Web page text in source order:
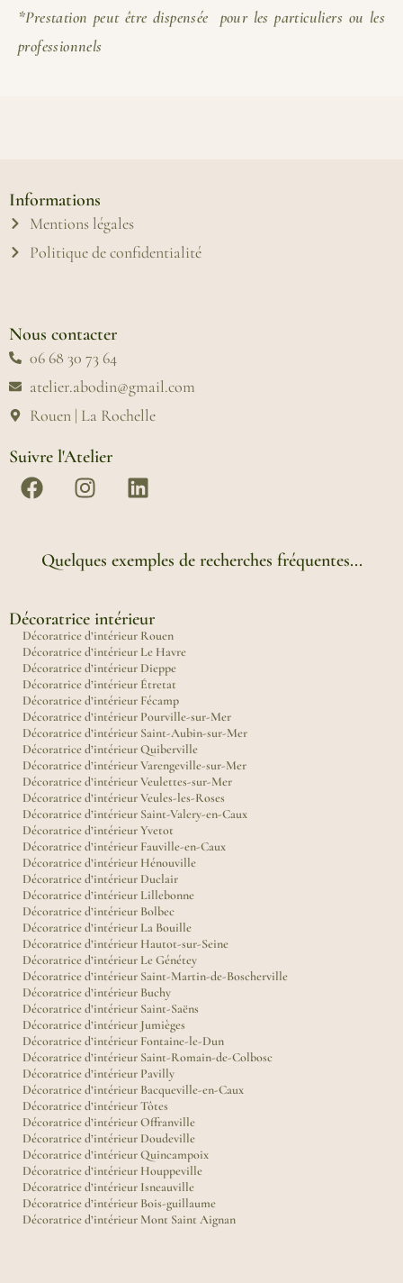
*Prestation peut être dispensée pour les particuliers ou les
professionnels
Informations
Mentions légales
Politique de confidentialité
Nous contacter
06 68 30 73 64
atelier.abodin@gmail.com
Rouen | La Rochelle
Suivre l'Atelier
Quelques exemples de recherches fréquentes...
Décoratrice intérieur
Décoratrice d’intérieur Rouen
Décoratrice d’intérieur Le Havre
Décoratrice d’intérieur Dieppe
Décoratrice d’intérieur Étretat
Décoratrice d’intérieur Fécamp
Décoratrice d’intérieur Pourville-sur-Mer
Décoratrice d’intérieur Saint-Aubin-sur-Mer
Décoratrice d’intérieur Quiberville
Décoratrice d’intérieur Varengeville-sur-Mer
Décoratrice d’intérieur Veulettes-sur-Mer
Décoratrice d’intérieur Veules-les-Roses
Décoratrice d’intérieur Saint-Valery-en-Caux
Décoratrice d’intérieur Yvetot
Décoratrice d’intérieur Fauville-en-Caux
Décoratrice d’intérieur Hénouville
Décoratrice d’intérieur Duclair
Décoratrice d’intérieur Lillebonne
Décoratrice d’intérieur Bolbec
Décoratrice d’intérieur La Bouille
Décoratrice d’intérieur Hautot-sur-Seine
Décoratrice d’intérieur Le Génétey
Décoratrice d’intérieur Saint-Martin-de-Boscherville
Décoratrice d’intérieur Buchy
Décoratrice d’intérieur Saint-Saëns
Décoratrice d’intérieur Jumièges
Décoratrice d’intérieur Fontaine-le-Dun
Décoratrice d’intérieur Saint-Romain-de-Colbosc
Décoratrice d’intérieur Pavilly
Décoratrice d’intérieur Bacqueville-en-Caux
Décoratrice d’intérieur Tôtes
Décoratrice d’intérieur Offranville
Décoratrice d’intérieur Doudeville
Décoratrice d’intérieur Quincampoix
Décoratrice d’intérieur Houppeville
Décoratrice d’intérieur Isneauville
Décoratrice d’intérieur Bois-guillaume
Décoratrice d’intérieur Mont Saint Aignan